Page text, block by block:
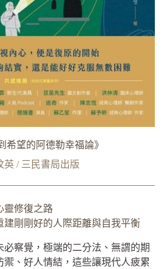
希望的阿德勒幸福論》
英 / 三民書局出版
靈修復之路
建剛剛好的人際距離與自我平衡
察覺，極端的二分法、無謂的期
禦、好人情結，這些讓現代人疲累